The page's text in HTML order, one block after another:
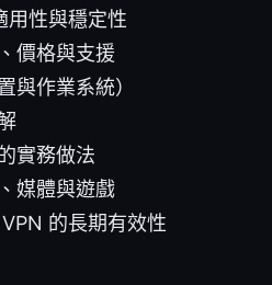
用性與穩定性
價格與支援
與作業系統）
實務做法
媒體與遊戲
的長期有效性